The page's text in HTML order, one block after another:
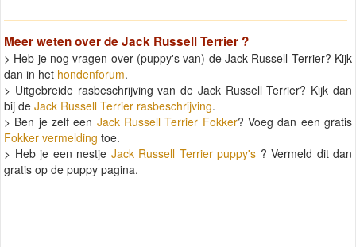
Meer weten over de Jack Russell Terrier ?
> Heb je nog vragen over (puppy's van) de Jack Russell Terrier? Kijk
dan in het hondenforum.
> Uitgebreide rasbeschrijving van de Jack Russell Terrier? Kijk dan
bij de Jack Russell Terrier rasbeschrijving.
> Ben je zelf een Jack Russell Terrier Fokker? Voeg dan een gratis
Fokker vermelding toe.
> Heb je een nestje Jack Russell Terrier puppy's ? Vermeld dit dan
gratis op de puppy pagina.